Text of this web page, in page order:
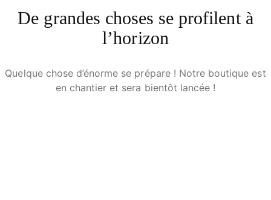
De grandes choses se profilent à
l’horizon
Quelque chose d’énorme se prépare ! Notre boutique est
en chantier et sera bientôt lancée !